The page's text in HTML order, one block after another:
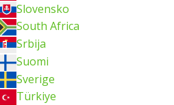
Slovensko
South Africa
Srbija
Suomi
Sverige
Türkiye